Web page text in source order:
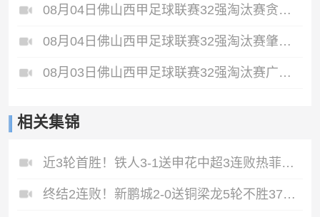
08月04日佛山西甲足球联赛32强淘汰赛贪玩游戏VS美的薪火全场录像
08月04日佛山西甲足球联赛32强淘汰赛肇庆恒骏成VS三七互娱全场录像
08月03日佛山西甲足球联赛32强淘汰赛广东客家青年VS广州英华思力U17全场录像
相关集锦
近3轮首胜！铁人3-1送申花中超3连败热菲尼奥双响邦本宜裕传射
终结2连败！新鹏城2-0送铜梁龙5轮不胜37岁姜至鹏破门韦斯利建功